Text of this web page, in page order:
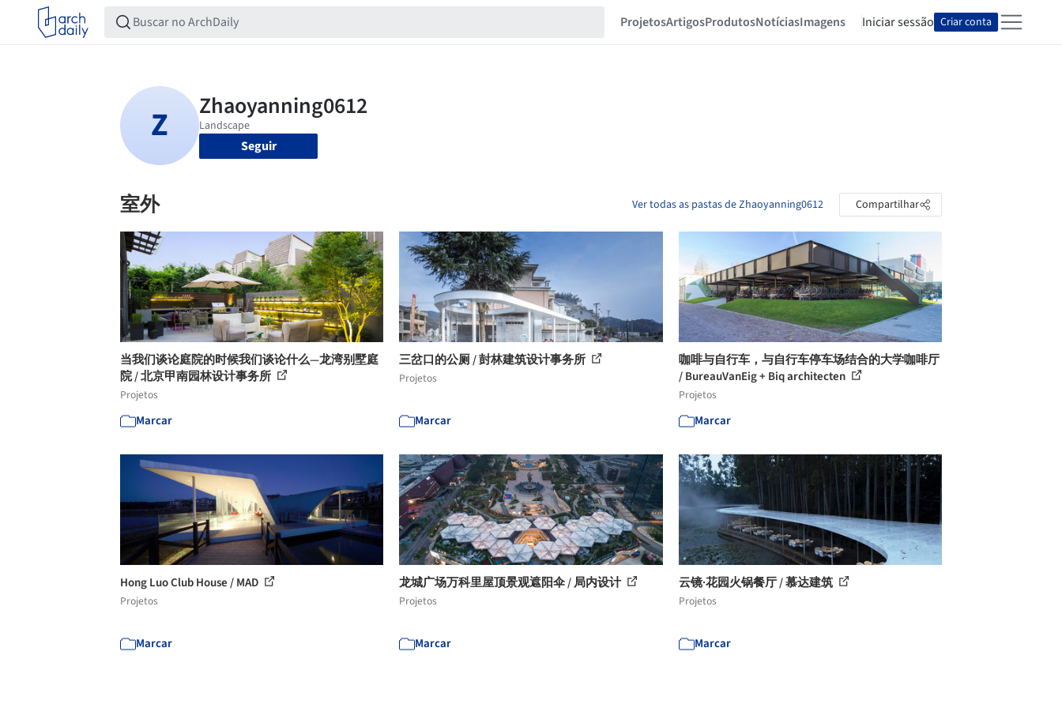
ProjetosArtigosProdutosNotíciasImagens Iniciar sessão Criar conta
Seguir
室外 Ver todas as pastas de Zhaoyanning0612 Compartilhar
当我们谈论庭院的时候我们谈论什么—龙湾别墅庭
院 / 北京甲南园林设计事务所
Projetos
Marcar
三岔口的公厕 / 尌林建筑设计事务所
Projetos
Marcar
咖啡与自行车，与自行车停车场结合的大学咖啡厅
/ BureauVanEig + Biq architecten
Projetos
Marcar
Hong Luo Club House / MAD
Projetos
Marcar
龙城广场万科里屋顶景观遮阳伞 / 局内设计
Projetos
Marcar
云镜·花园火锅餐厅 / 慕达建筑
Projetos
Marcar